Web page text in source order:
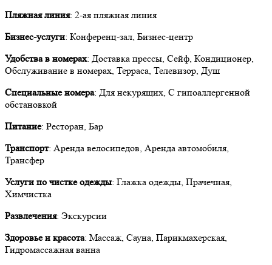
Пляжная линия: 2-ая пляжная линия
Бизнес-услуги: Конференц-зал, Бизнес-центр
Удобства в номерах: Доставка прессы, Сейф, Кондиционер,
Обслуживание в номерах, Терраса, Телевизор, Душ
Специальные номера: Для некурящих, C гипоаллергенной
обстановкой
Питание: Ресторан, Бар
Транспорт: Аренда велосипедов, Аренда автомобиля,
Трансфер
Услуги по чистке одежды: Глажка одежды, Прачечная,
Химчистка
Развлечения: Экскурсии
Здоровье и красота: Массаж, Сауна, Парикмахерская,
Гидромассажная ванна